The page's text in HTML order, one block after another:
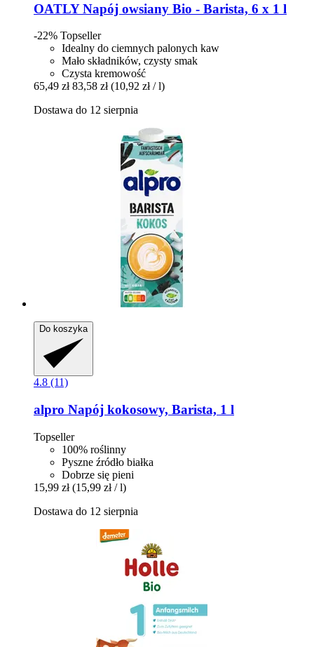
OATLYNapój owsiany Bio -​ Barista, 6 x 1 l
-22% Topseller
Idealny do ciemnych palonych kaw
Mało składników, czysty smak
Czysta kremowość
65,49 zł 83,58 zł (10,92 zł / l)
Dostawa do 12 sierpnia
Do koszyka
4.8 (11)
alpro Napój kokosowy, Barista, 1 l
Topseller
100% roślinny
Pyszne źródło białka
Dobrze się pieni
15,99 zł (15,99 zł / l)
Dostawa do 12 sierpnia